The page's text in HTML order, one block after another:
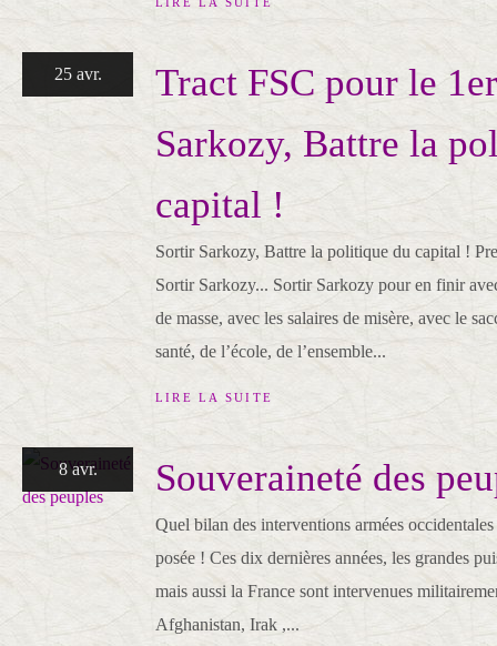
25 avr.
Tract FSC pour le
Sarkozy, Battre la
capital !
Sortir Sarkozy, Battre la politique du capital !
Sortir Sarkozy... Sortir Sarkozy pour en finir
de masse, avec les salaires de misère, avec le
santé, de l’école, de l’ensemble...
LIRE LA SUITE
8 avr. Souveraineté des
Quel bilan des interventions armées
posée ! Ces dix dernières années, les grandes
mais aussi la France sont intervenues
Afghanistan, Irak ,...